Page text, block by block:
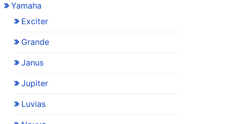
Yamaha
Exciter
Grande
Janus
Jupiter
Luvias